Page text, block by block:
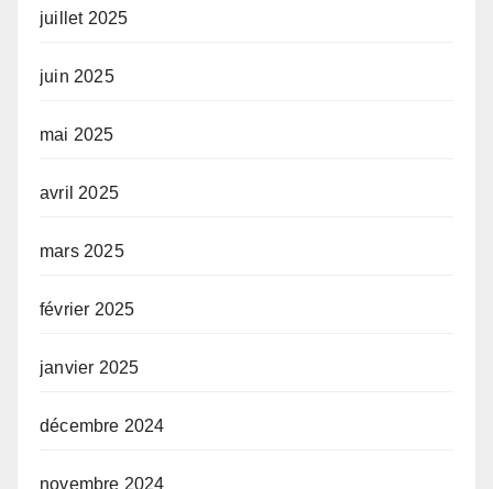
juillet 2025
juin 2025
mai 2025
avril 2025
mars 2025
février 2025
janvier 2025
décembre 2024
novembre 2024